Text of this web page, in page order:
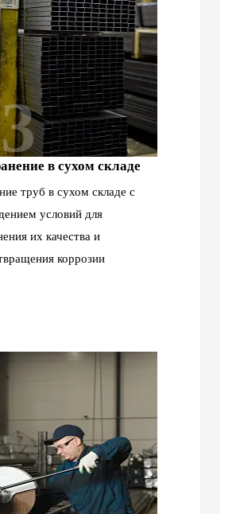
в сухом складе
труб в сухом складе с
условий для
их качества и
коррозии